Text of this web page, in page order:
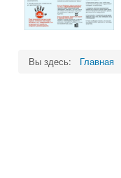
Вы здесь: Главная